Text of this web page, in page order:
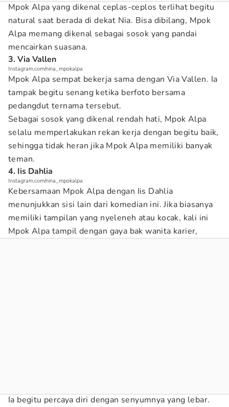
Mpok Alpa yang dikenal ceplas-ceplos terlihat begitu
natural saat berada di dekat Nia. Bisa dibilang, Mpok
Alpa memang dikenal sebagai sosok yang pandai
mencairkan suasana.
3. Via Vallen
Instagram.com/nina_mpokalpa
Mpok Alpa sempat bekerja sama dengan Via Vallen. Ia
tampak begitu senang ketika berfoto bersama
pedangdut ternama tersebut.
Sebagai sosok yang dikenal rendah hati, Mpok Alpa
selalu memperlakukan rekan kerja dengan begitu baik,
sehingga tidak heran jika Mpok Alpa memiliki banyak
teman.
4. Iis Dahlia
Instagram.com/nina_mpokalpa
Kebersamaan Mpok Alpa dengan Iis Dahlia
menunjukkan sisi lain dari komedian ini. Jika biasanya
memiliki tampilan yang nyeleneh atau kocak, kali ini
Mpok Alpa tampil dengan gaya bak wanita karier,
Ia begitu percaya diri dengan senyumnya yang lebar.